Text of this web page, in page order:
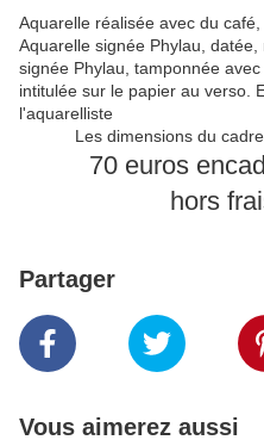
Aquarelle réalisée avec du
Aquarelle signée Phylau,
signée Phylau, tamponnée
intitulée sur le papier au verso.
l'aquarelliste
Les dimensions du
70 euros
hors
Partager
Vous aimerez aussi